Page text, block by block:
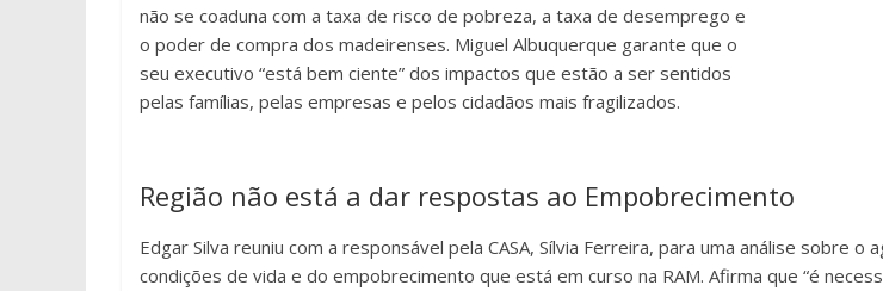
não se coaduna com a taxa de risco de pobreza, a taxa de desemprego e
o poder de compra dos madeirenses. Miguel Albuquerque garante que o
seu executivo “está bem ciente” dos impactos que estão a ser sentidos
pelas famílias, pelas empresas e pelos cidadãos mais fragilizados.
Região não está a dar respostas ao Empobrecimento
Edgar Silva reuniu com a responsável pela CASA, Sílvia Ferreira, para uma análise sobre o
condições de vida e do empobrecimento que está em curso na RAM. Afirma que “é